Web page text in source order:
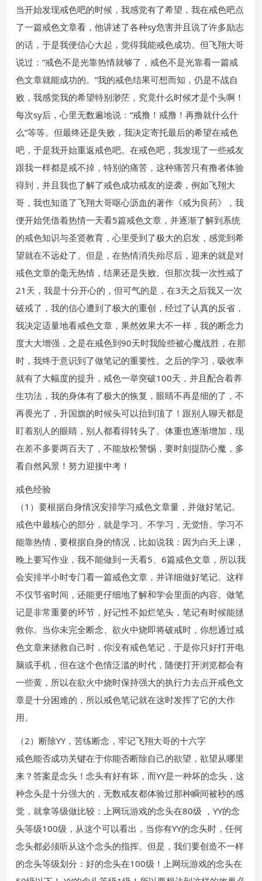
当开始发现戒色吧的时候，我感觉有了希望，我在戒色吧点
了一篇戒色文章看，他讲述了各种sy危害并且说了许多励志
的话，于是我便信心大起，觉得我能戒色成功。但飞翔大哥
说过：“戒色不是光靠热情就够了，戒色不是光靠看一篇戒
色文章就能成功的。”我的戒色结果可想而知，仍是不战自
败，我感觉我的希望特别渺茫，究竟什么时候才是个头啊！
每次sy后，心里无数遍地说：“戒撸！戒撸！再撸就什么什
么”等等。但最终还是失败，我决定寄托最后的希望在戒色
吧，于是我开始重返戒色吧。在戒色吧，我发现了一些戒友
跟我一样都是戒不掉，特别的痛苦，这种痛苦只有撸者体验
得到，并且我也了解了戒色成功戒友的逆袭，例如飞翔大
哥，我也知道了飞翔大哥呕心沥血的著作《戒为良药》，我
便开始凭借着热情一天看5篇戒色文章，并逐渐了解到系统
的戒色知识与圣贤教育，心里受到了极大的启发，感觉到希
望就在不远处了。但是，在热情消失殆尽后，迎来的就是对
戒色文章的毫无热情，结果还是失败。但那次我一次性戒了
21天，我是十分开心的，但可气的是，在3天之后我又一次
破戒了，我的信心遭到了极大的重创，经过了认真的反省，
我决定适量地看戒色文章，果然效果大不一样，我的断念力
度大大增强，之是在戒色到90天时我险些被心魔战胜，在那
时，我终于意识到了做笔记的重要性。之后的学习，吸收率
就有了大幅度的提升，戒色一举突破100天，并且配合着养
生功法，我的身体有了极大的恢复，眼睛不再是细的了，不
再畏光了，升国旗的时候头可以抬到顶了！跟别人聊天都是
盯着别人的眼睛，别人都看得转头了。体重也逐渐增加，现
在差不多要两百天了，不能放松警惕，要时刻提防心魔，多
看自然风景！努力迎接中考！
戒色经验
（1）要根据自身情况安排学习戒色文章量，并做好笔记。
戒色中最核心的部分，就是学习。不学习，无觉悟。学习不
能靠热情，要根据自身的情况，比如说我：因为白天上课，
晚上要写作业，我不能做到一天看5、6篇戒色文章，所以我
会安排半小时专门看一篇戒色文章，并详细做好笔记。这样
不仅节省时间，还能更仔细地了解和学会里面的内容。做笔
记是非常重要的环节，好记性不如烂笔头，笔记有时候能拯
救你。当你未完全断念、欲火中烧即将破戒时，你想通过戒
色文章来拯救自己时，你没有戒色笔记，于是你只好打开电
脑或手机，但在这个色情泛滥的时代，随便打开浏览都会有
一些黄，所以在欲火中烧时保持强大的执行力去点开戒色文
章是十分困难的，所以戒色笔记就在这时发挥了它的大作
用。
（2）断除YY，苦练断念，牢记飞翔大哥的十六字
戒色能否成功关键在于你能否断除自己的欲望，欲望从哪里
来？答案是念头！念头有好有坏，而YY是一种坏的念头，这
种念头是十分强大的，无数戒友都体验过那种瞬间被秒的感
觉，就拿等级做比较：上网玩游戏的念头在80级 ，YY的念
头等级100级，从这个可以看出，当你有YY的念头时，任何
念头都必须听从这个念头的指挥。但是，我们要创造不一样
的念头等级划分：好的念头在100级！上网玩游戏的念头在